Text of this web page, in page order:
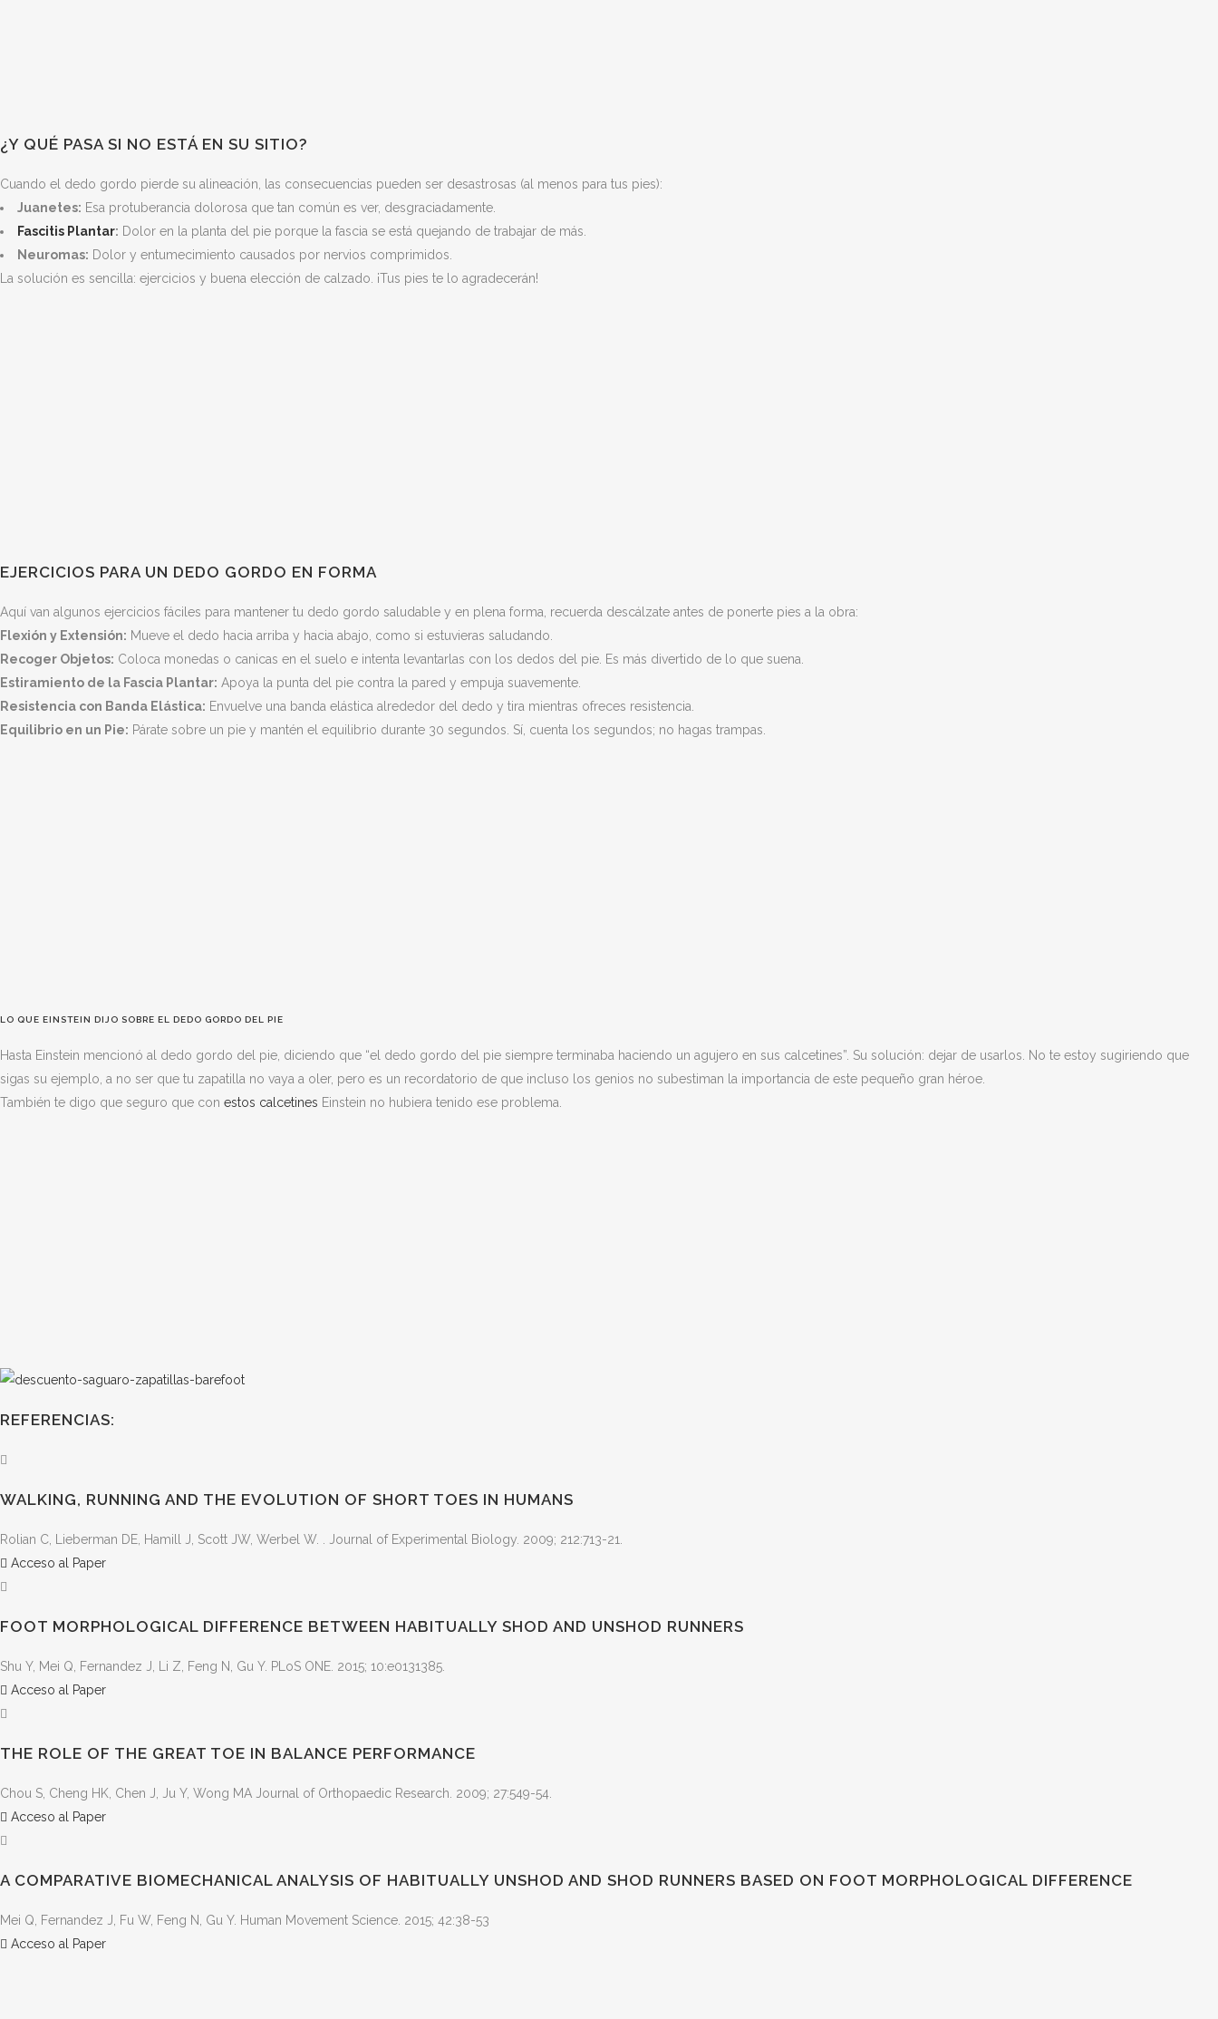
¿Y QUÉ PASA SI NO ESTÁ EN SU SITIO?
Cuando el dedo gordo pierde su alineación, las consecuencias pueden ser desastrosas (al menos para tus pies):
Juanetes: Esa protuberancia dolorosa que tan común es ver, desgraciadamente.
Fascitis Plantar: Dolor en la planta del pie porque la fascia se está quejando de trabajar de más.
Neuromas: Dolor y entumecimiento causados por nervios comprimidos.
La solución es sencilla: ejercicios y buena elección de calzado. ¡Tus pies te lo agradecerán!
EJERCICIOS PARA UN DEDO GORDO EN FORMA
Aquí van algunos ejercicios fáciles para mantener tu dedo gordo saludable y en plena forma, recuerda descálzate antes de ponerte pies a la obra:
Flexión y Extensión: Mueve el dedo hacia arriba y hacia abajo, como si estuvieras saludando.
Recoger Objetos: Coloca monedas o canicas en el suelo e intenta levantarlas con los dedos del pie. Es más divertido de lo que suena.
Estiramiento de la Fascia Plantar: Apoya la punta del pie contra la pared y empuja suavemente.
Resistencia con Banda Elástica: Envuelve una banda elástica alrededor del dedo y tira mientras ofreces resistencia.
Equilibrio en un Pie: Párate sobre un pie y mantén el equilibrio durante 30 segundos. Sí, cuenta los segundos; no hagas trampas.
LO QUE EINSTEIN DIJO SOBRE EL DEDO GORDO DEL PIE
Hasta Einstein mencionó al dedo gordo del pie, diciendo que “el dedo gordo del pie siempre terminaba haciendo un agujero en sus calcetines”. Su solución: dejar de usarlos. No te estoy sugiriendo que
sigas su ejemplo, a no ser que tu zapatilla no vaya a oler, pero es un recordatorio de que incluso los genios no subestiman la importancia de este pequeño gran héroe.
También te digo que seguro que con estos calcetines Einstein no hubiera tenido ese problema.
REFERENCIAS:
WALKING, RUNNING AND THE EVOLUTION OF SHORT TOES IN HUMANS
Rolian C, Lieberman DE, Hamill J, Scott JW, Werbel W. . Journal of Experimental Biology. 2009; 212:713-21.
Acceso al Paper
FOOT MORPHOLOGICAL DIFFERENCE BETWEEN HABITUALLY SHOD AND UNSHOD RUNNERS
Shu Y, Mei Q, Fernandez J, Li Z, Feng N, Gu Y. PLoS ONE. 2015; 10:e0131385.
Acceso al Paper
THE ROLE OF THE GREAT TOE IN BALANCE PERFORMANCE
Chou S, Cheng HK, Chen J, Ju Y, Wong MA Journal of Orthopaedic Research. 2009; 27:549-54.
Acceso al Paper
A COMPARATIVE BIOMECHANICAL ANALYSIS OF HABITUALLY UNSHOD AND SHOD RUNNERS BASED ON FOOT MORPHOLOGICAL DIFFERENCE
Mei Q, Fernandez J, Fu W, Feng N, Gu Y. Human Movement Science. 2015; 42:38-53
Acceso al Paper